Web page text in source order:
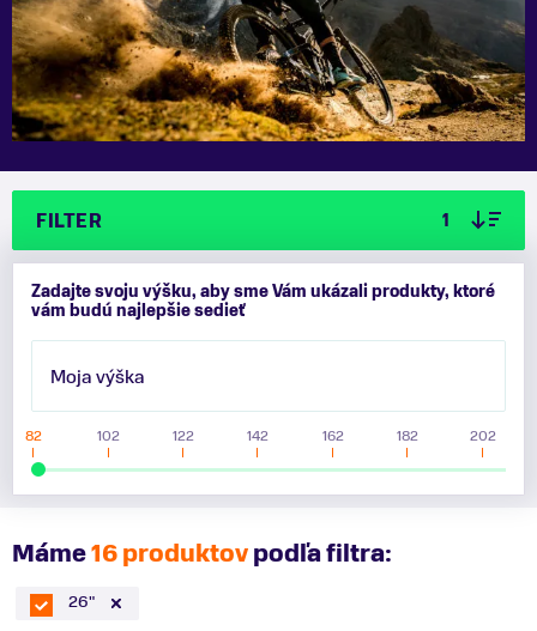
FILTER 1
Zadajte svoju výšku, aby sme Vám ukázali produkty, ktoré
vám budú najlepšie sedieť
Moja výška
82 102 122 142 162 182 202
Máme16 produktovpodľa filtra:
26"